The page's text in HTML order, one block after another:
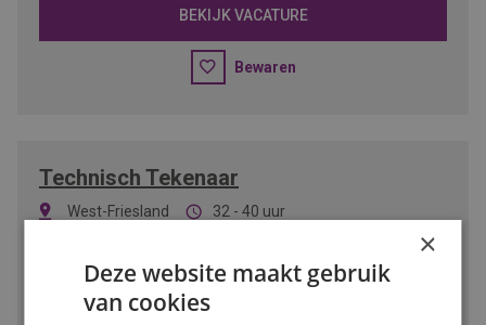
BEKIJK VACATURE
Bewaren
Technisch Tekenaar
West-Friesland
32 - 40 uur
Ben jij technisch sterk, werk je nauwkeurig en haal je
voldoening uit het maken van slimme technische
×
Deze website maakt gebruik
van cookies